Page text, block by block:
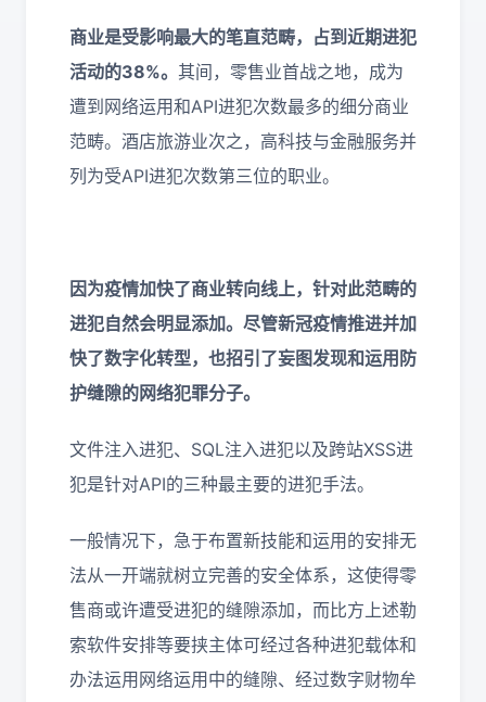
商业是受影响最大的笔直范畴，占到近期进犯
活动的38%。 其间，零售业首战之地，成为
遭到网络运用和API进犯次数最多的细分商业
范畴。酒店旅游业次之，高科技与金融服务并
列为受API进犯次数第三位的职业。
因为疫情加快了商业转向线上，针对此范畴的
进犯自然会明显添加。尽管新冠疫情推进并加
快了数字化转型，也招引了妄图发现和运用防
护缝隙的网络犯罪分子。
文件注入进犯、SQL注入进犯以及跨站XSS进
犯是针对API的三种最主要的进犯手法。
一般情况下，急于布置新技能和运用的安排无
法从一开端就树立完善的安全体系，这使得零
售商或许遭受进犯的缝隙添加，而比方上述勒
索软件安排等要挟主体可经过各种进犯载体和
办法运用网络运用中的缝隙、经过数字财物牟